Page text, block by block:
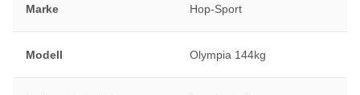
Marke Hop-Sport
Modell Olympia 144kg